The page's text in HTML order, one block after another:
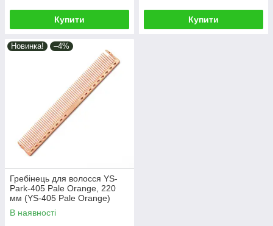
Купити Купити
Новинка! –4%
Гребінець для волосся YS-
Park-405 Pale Orange, 220
мм (YS-405 Pale Orange)
В наявності